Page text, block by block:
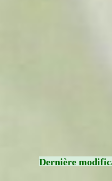
Dernière